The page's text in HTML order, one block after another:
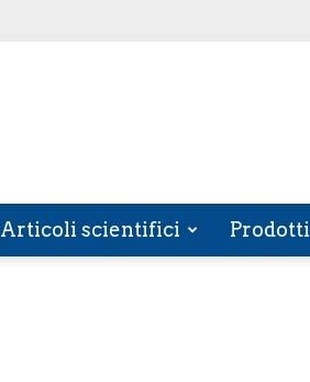
Articoli scientifici Prodotti